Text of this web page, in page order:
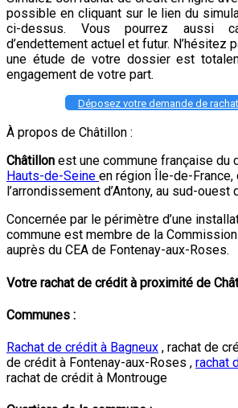
possible en cliquant sur le lien du
ci-dessus. Vous pourrez aussi
d’endettement actuel et futur. N’hésitez
une étude de votre dossier est
engagement de votre part.
Déposez votre demande de
À propos de Châtillon :
Châtillon est une commune française du
Hauts-de-Seine en région Île-de-France,
l’arrondissement d’Antony, au sud-ouest
Concernée par le périmètre d’une
commune est membre de la
auprès du CEA de Fontenay-aux-Roses.
Votre rachat de crédit à proximité de
Communes :
Rachat de crédit à Bagneux , rachat de
de crédit à Fontenay-aux-Roses , rachat
rachat de crédit à Montrouge